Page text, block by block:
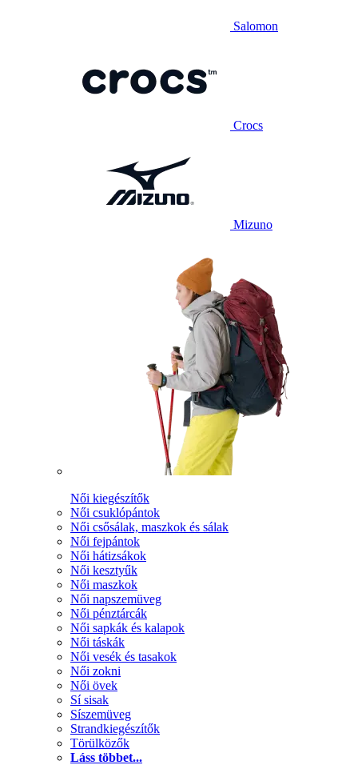
Salomon
Crocs
Mizuno
Női kiegészítők
Női csuklópántok
Női csősálak, maszkok és sálak
Női fejpántok
Női hátizsákok
Női kesztyűk
Női maszkok
Női napszemüveg
Női pénztárcák
Női sapkák és kalapok
Női táskák
Női vesék és tasakok
Női zokni
Női övek
Sí sisak
Síszemüveg
Strandkiegészítők
Törülközők
Láss többet...